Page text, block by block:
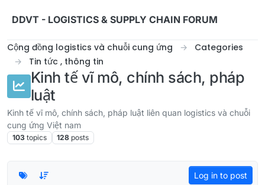
DDVT - LOGISTICS & SUPPLY CHAIN FORUM
Cộng đồng logistics và chuỗi cung ứng
Categories
Tin tức , thông tin
Kinh tế vĩ mô, chính sách, pháp
luật
Kinh tế vĩ mô, chính sách, pháp luật liên quan logistics và chuỗi
cung ứng Việt nam
103 topics 128 posts
Log in to post